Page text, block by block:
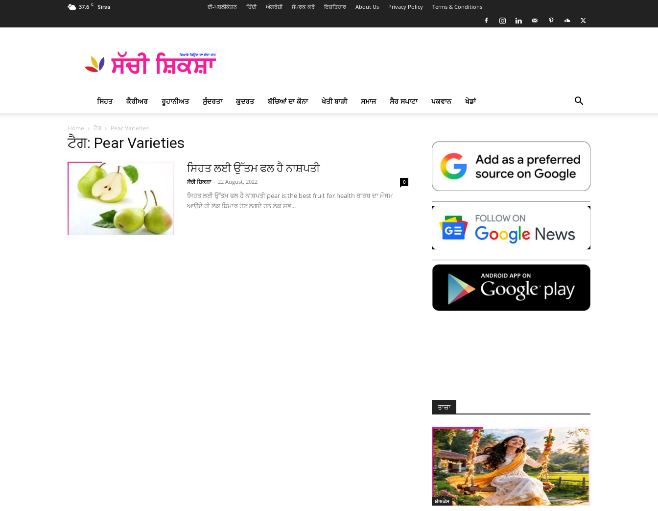
37.6 C Sirsa ਈ-ਪਬਲੀਕੇਸ਼ਨ ਹਿੰਦੀ ਅੰਗਰੇਜ਼ੀ ਸੰਪਰਕ ਕਰੋ ਇਸ਼ਤਿਹਾਰ About Us Privacy Policy Terms & Conditions
Shiksha
Punjabi
ਸ਼ਿਕਸ਼ਾ
ਪ੍ਰਸਿੱਧ
ਸਿਹਤ ਕੈਰੀਅਰ ਰੂਹਾਨੀਅਤ ਸੁੰਦਰਤਾ ਕੁਦਰਤ ਬੱਚਿਆਂ ਦਾ ਕੋਨਾ ਖੇਤੀ ਬਾੜੀ ਸਮਾਜ ਸੈਰ ਸਪਾਟਾ ਪਕਵਾਨ ਖੇਡਾਂ
Home ਟੈਗ Pear Varieties
ਟੈਗ: Pear Varieties
ਸਿਹਤ ਲਈ ਉੱਤਮ ਫਲ ਹੈ ਨਾਸ਼ਪਤੀ
ਸੱਚੀ ਸ਼ਿਕਸ਼ਾ - 22 August, 2022 0
ਸਿਹਤ ਲਈ ਉੱਤਮ ਫਲ ਹੈ ਨਾਸ਼ਪਤੀ pear is the best fruit for health ਬਾਰਸ਼ ਦਾ ਮੌਸਮ
ਆਉਂਦੇ ਹੀ ਲੋਕ ਬਿਮਾਰ ਹੋਣ ਲਗਦੇ ਹਨ ਲੋਕ ਸਭ...
ਤਾਜ਼ਾ
ਸ਼ੋਅਕੇਸ